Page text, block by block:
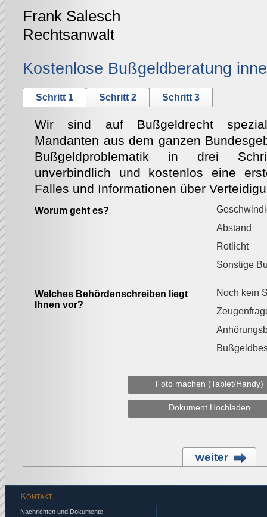
Frank Salesch
Rechtsanwalt
Kostenlose Bußgeldberatung
Schritt 1 Schritt 2 Schritt 3
Wir sind auf Bußgeldrecht
Mandanten aus dem ganzen
Bußgeldproblematik in drei
unverbindlich und kostenlos eine
Falles und Informationen über
Worum geht es?
Abstand
Rotlicht
Sonstige
Welches Behördenschreiben liegt
Ihnen vor?
Noch kein
Foto machen (Tablet/Handy)
Dokument Hochladen
weiter
Kontakt
Nachrichten und Dokumente